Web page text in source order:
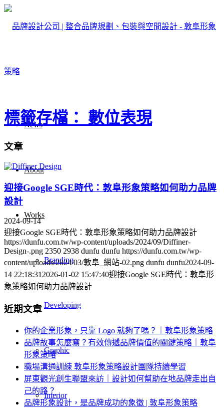
News
About
Works
Branding
Developing
Graphic
Interior
標籤存檔： 數位表現
文章
迎接Google SGE時代：敦阜形象策略如何助力品牌
設計
2024-09-14
迎接Google SGE時代：敦阜形象策略如何助力品牌設計
https://dunfu.com.tw/wp-content/uploads/2024/09/Diffiner-
Design-.png 2350 2938 dunfu dunfu https://dunfu.com.tw/wp-
content/uploads/2024/03/敦阜_網站-02.png dunfu dunfu2024-09-
14 22:18:31 2026-01-02 15:47:40迎接Google SGE時代：敦阜形
象策略如何助力品牌設計
近期文章
你的企業形象，只靠 Logo 就夠了嗎？｜敦阜形象策略
品牌故事怎麼寫？有效傳遞品牌價值的關鍵策略｜敦阜
形象策略
職場溝通訓練 敦阜形象策略設計團隊持續學習
屏東觀光創生聯盟來訪｜設計如何幫助在地品牌走出自
己的路？
品牌形象設計，是品牌成功的象徵 | 敦阜形象策略